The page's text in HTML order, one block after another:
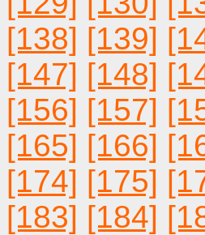
[138] [139]
[147] [148]
[156] [157]
[165] [166]
[174] [175]
[183] [184]